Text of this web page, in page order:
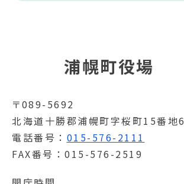
浦幌町役場
〒089-5692
北海道十勝郡浦幌町字桜町15番地6
電話番号
015-576-2111
FAX番号
015-576-2519